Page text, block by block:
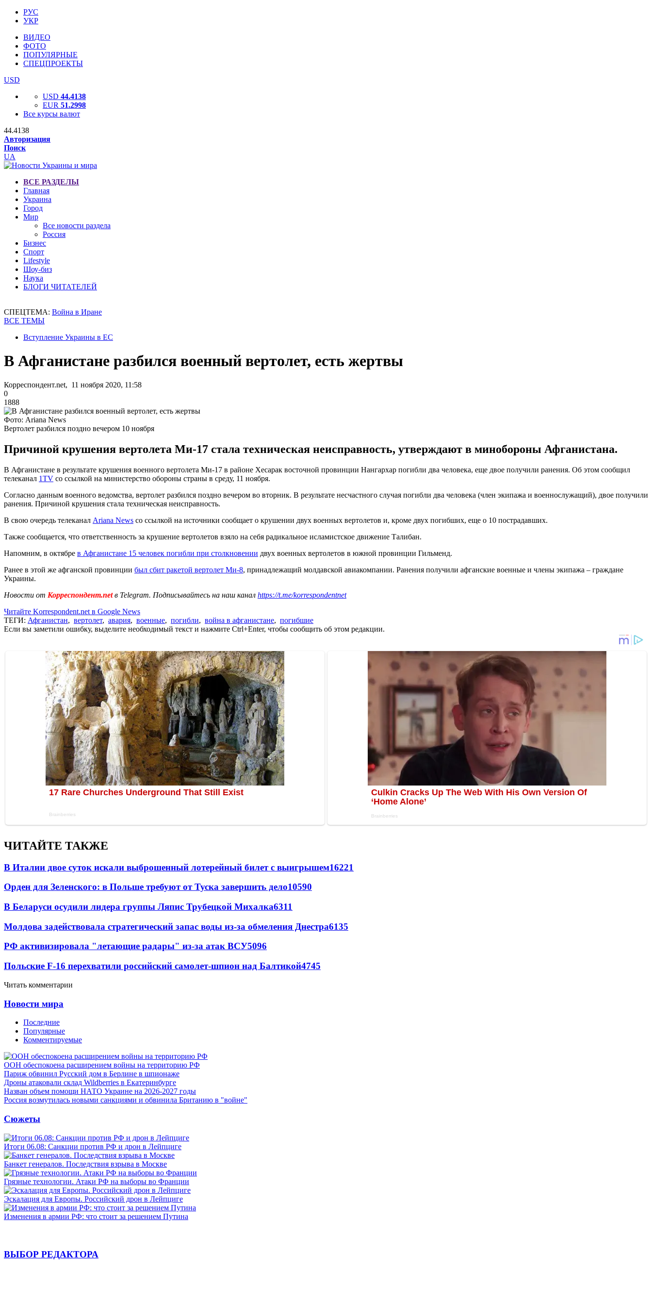
РУС
УКР
ВИДЕО
ФОТО
ПОПУЛЯРНЫЕ
СПЕЦПРОЕКТЫ
USD
USD 44.4138
EUR 51.2998
Все курсы валют
44.4138
Авторизация
Поиск
UA
ВСЕ РАЗДЕЛЫ
Главная
Украина
Город
Мир
Все новости раздела
Россия
Бизнес
Спорт
Lifestyle
Шоу-биз
Наука
БЛОГИ ЧИТАТЕЛЕЙ
СПЕЦТЕМА: Война в Иране
ВСЕ ТЕМЫ
Вступление Украины в ЕС
В Афганистане разбился военный вертолет, есть жертвы
Корреспондент.net, 11 ноября 2020, 11:58
0
1888
Фото: Ariana News
Вертолет разбился поздно вечером 10 ноября
Причиной крушения вертолета Ми-17 стала техническая неисправность, утверждают в минобороны Афганистана.
В Афганистане в результате крушения военного вертолета Ми-17 в районе Хесарак восточной провинции Нангархар погибли два человека, еще двое получили ранения. Об этом сообщил
телеканал 1TV со ссылкой на министерство обороны страны в среду, 11 ноября.
Согласно данным военного ведомства, вертолет разбился поздно вечером во вторник. В результате несчастного случая погибли два человека (член экипажа и военнослужащий), двое получили
ранения. Причиной крушения стала техническая неисправность.
В свою очередь телеканал Ariana News со ссылкой на источники сообщает о крушении двух военных вертолетов и, кроме двух погибших, еще о 10 пострадавших.
Также сообщается, что ответственность за крушение вертолетов взяло на себя радикальное исламистское движение Талибан.
Напомним, в октябре в Афганистане 15 человек погибли при столкновении двух военных вертолетов в южной провинции Гильменд.
Ранее в этой же афганской провинции был сбит ракетой вертолет Ми-8, принадлежащий молдавской авиакомпании. Ранения получили афганские военные и члены экипажа – граждане
Украины.
Новости от Корреспондент.netв Telegram. Подписывайтесь на наш канал https://t.me/korrespondentnet
Читайте Korrespondent.net в Google News
ТЕГИ: Афганистан, вертолет, авария, военные, погибли, война в афганистане, погибшие
Если вы заметили ошибку, выделите необходимый текст и нажмите Ctrl+Enter, чтобы сообщить об этом редакции.
ЧИТАЙТЕ ТАКЖЕ
В Италии двое суток искали выброшенный лотерейный билет с выигрышем16221
Орден для Зеленского: в Польше требуют от Туска завершить дело10590
В Беларуси осудили лидера группы Ляпис Трубецкой Михалка6311
Молдова задействовала стратегический запас воды из-за обмеления Днестра6135
РФ активизировала "летающие радары" из-за атак ВСУ5096
Польские F-16 перехватили российский самолет-шпион над Балтикой4745
Читать комментарии
Новости мира
Последние
Популярные
Комментируемые
ООН обеспокоена расширением войны на территорию РФ
Париж обвинил Русский дом в Берлине в шпионаже
Дроны атаковали склад Wildberries в Екатеринбурге
Назван объем помощи НАТО Украине на 2026-2027 годы
Россия возмутилась новыми санкциями и обвинила Британию в "войне"
Сюжеты
Итоги 06.08: Санкции против РФ и дрон в Лейпциге
Банкет генералов. Последствия взрыва в Москве
Грязные технологии. Атаки РФ на выборы во Франции
Эскалация для Европы. Российский дрон в Лейпциге
Изменения в армии РФ: что стоит за решением Путина
ВЫБОР РЕДАКТОРА